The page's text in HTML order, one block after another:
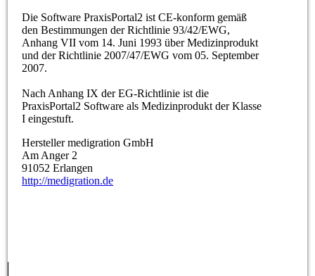
Die Software PraxisPortal2 ist CE-konform gemäß
den Bestimmungen der Richtlinie 93/42/EWG,
Anhang VII vom 14. Juni 1993 über Medizinprodukt
und der Richtlinie 2007/47/EWG vom 05. September
2007.
Nach Anhang IX der EG-Richtlinie ist die
PraxisPortal2 Software als Medizinprodukt der Klasse
I eingestuft.
Hersteller medigration GmbH
Am Anger 2
91052 Erlangen
http://medigration.de